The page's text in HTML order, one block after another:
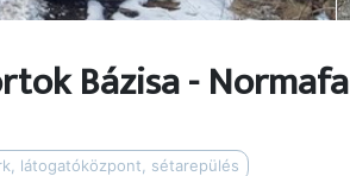
Bázisa - Normafa
látogatóközpont, sétarepülés